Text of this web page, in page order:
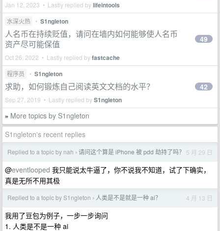
Jan 12, 2023 • Lastly replied bylifeintools
水深火热 • S1ngleton
人名币在持续贬值，请问在墙内如何能够使人名币
资产尽可能保值
Oct 26, 2022 • Lastly replied byfastcache
49
程序员 • S1ngleton
求助，如何锻炼自己阅读英文文档的水平？
Sep 27, 2019 • Lastly replied byS1ngleton
42
» More topics by S1ngleton
S1ngleton's recent replies
Replied to a topic by nah › 请问这个算是 iPhone 被 pdd 劫持了吗？ 5 月 29 日
@eventlooped 我只能说太牛逼了，你不说我不知道，试了下确实，
真是无所不用其极
Replied to a topic by S1ngleton › 人类是不是就是一种 ai？ 4 月 13 日
我用了豆包为例子，一步一步询问
1. 人类是不是一种 ai